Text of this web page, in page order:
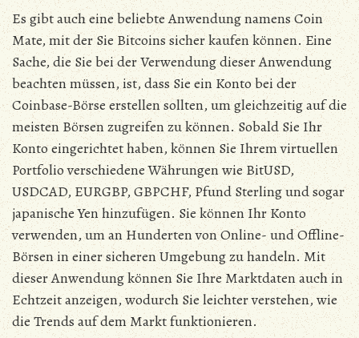
Es gibt auch eine beliebte Anwendung namens Coin
Mate, mit der Sie Bitcoins sicher kaufen können. Eine
Sache, die Sie bei der Verwendung dieser Anwendung
beachten müssen, ist, dass Sie ein Konto bei der
Coinbase-Börse erstellen sollten, um gleichzeitig auf die
meisten Börsen zugreifen zu können. Sobald Sie Ihr
Konto eingerichtet haben, können Sie Ihrem virtuellen
Portfolio verschiedene Währungen wie BitUSD,
USDCAD, EURGBP, GBPCHF, Pfund Sterling und sogar
japanische Yen hinzufügen. Sie können Ihr Konto
verwenden, um an Hunderten von Online- und Offline-
Börsen in einer sicheren Umgebung zu handeln. Mit
dieser Anwendung können Sie Ihre Marktdaten auch in
Echtzeit anzeigen, wodurch Sie leichter verstehen, wie
die Trends auf dem Markt funktionieren.